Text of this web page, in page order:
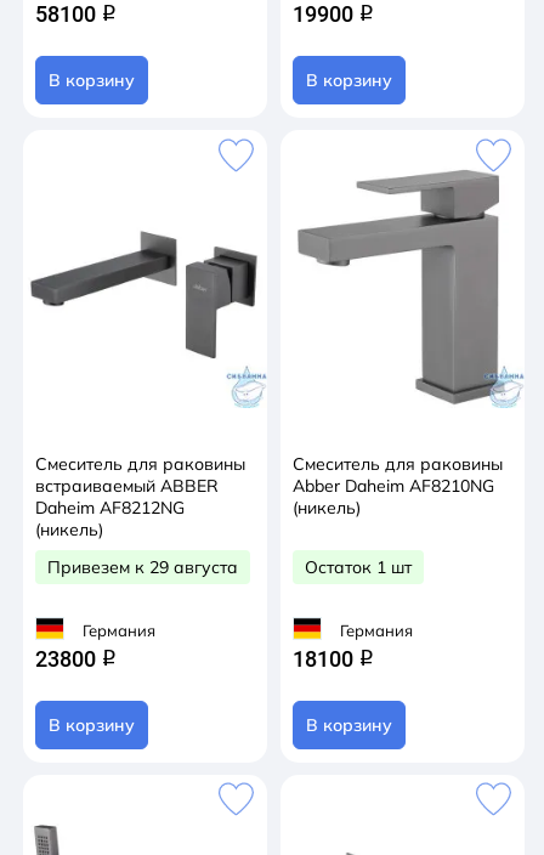
58100 q
В корзину
19900 q
В корзину
Смеситель для раковины
встраиваемый ABBER
Daheim AF8212NG
(никель)
Привезем к 29 августа
Германия
23800 q
В корзину
Смеситель для раковины
Abber Daheim AF8210NG
(никель)
Остаток 1 шт
Германия
18100 q
В корзину